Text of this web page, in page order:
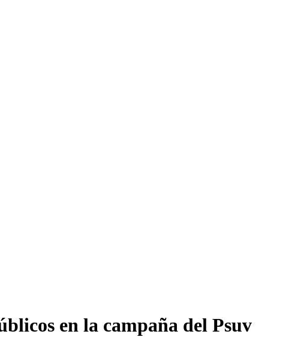
en la campaña del Psuv